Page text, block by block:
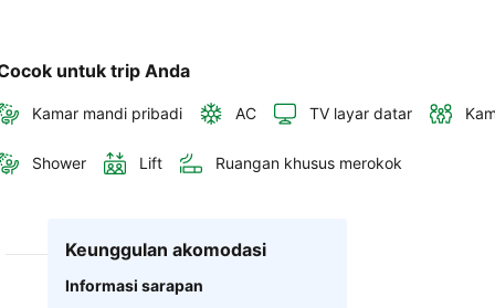
untuk trip Anda
Kamar mandi pribadi AC TV layar datar
Shower Lift Ruangan khusus merokok
Keunggulan akomodasi
Informasi sarapan